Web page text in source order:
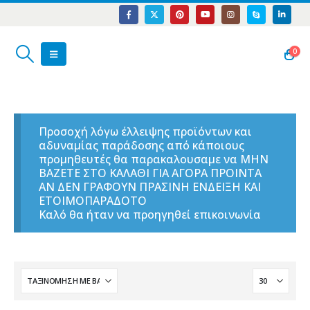
0
Προσοχή λόγω έλλειψης προϊόντων και
αδυναμίας παράδοσης από κάποιους
προμηθευτές θα παρακαλουσαμε να ΜΗΝ
ΒΑΖΕΤΕ ΣΤΟ ΚΑΛΑΘΙ ΓΙΑ ΑΓΟΡΑ ΠΡΟΙΝΤΑ
ΑΝ ΔΕΝ ΓΡΑΦΟΥΝ ΠΡΑΣΙΝΗ ΕΝΔΕΙΞΗ ΚΑΙ
ΕΤΟΙΜΟΠΑΡΑΔΟΤΟ
Καλό θα ήταν να προηγηθεί επικοινωνία